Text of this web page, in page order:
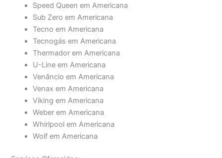
Speed Queen em Americana
Sub Zero em Americana
Tecno em Americana
Tecnogás em Americana
Thermador em Americana
U-Line em Americana
Venâncio em Americana
Venax em Americana
Viking em Americana
Weber em Americana
Whirlpool em Americana
Wolf em Americana